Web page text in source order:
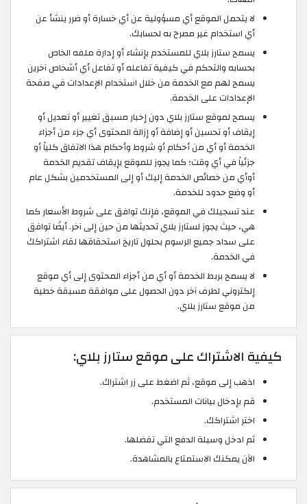
لا يتحمل الموقع أي مسؤولية عن أي خسارة أو ضرر ينشأ عن
أي استخدام غير مصرح به لحسابك.
يسمح ستارز بلاي للمستخدم بإنشاء أو إدارة ملفه الخاص
بحسابه والتحكم في كيفية تفاعله أو تفاعل أي أشخاص آخرين
يسمح لهم مع الخدمة من خلال استخدام الإعدادات في صفحة
الإعدادات على الخدمة.
يسمح لموقع ستارز بلاي دون إخبار مسبق تغيير أو تعديل أو
إيقاف أو تحسين أو إضافة أو إزالة المحتوى أي جزء من أجزاء
الخدمة أو أي من أحكام أو شروط وأحكام هذا الاتفاق كلياً أو
جزئياً في أي وقت؛ كما يجوز للموقع بإيقاف تقديم الخدمة
أوأي من خصائص الخدمة إليك أو إلى المستخدمين بشكل عام
أو وضع حدود للخدمة.
عند تسجيلك في الموقع، فإنك توافق على شروط الأسعار كما
هي، حيث يجوز لستارز بلاي تحديثها من حين إلى آخر. أيضًا توافق
على سداد جميع الرسوم بحلول تاريخ استحقاقها لقاء اشتراكك
في الخدمة.
لا يسمح بربط الخدمة أو أي من أجزاء المحتوى إلى أي موقع
إلكتروني لطرف آخر دون الحصول على موافقة مسبقة خطية
من موقع ستارز بلاي.
كيفية الاشتراك على موقع ستارز بلاي:
اذهب إلى موقع، ثم اضغط على زر اشتراك.
قم بإدخال بيانات المستخدم.
اختر اشتراكك.
ثم ادخل وسيلة الدفع التي تفضلها.
الآن يمكنك الاستمتاع بالمشاهدة.